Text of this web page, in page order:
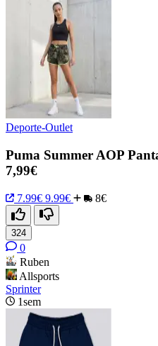
Deporte-Outlet
Puma Summer AOP
7,99€
7.99€ 9.99€ 8€
324
0
Ruben
Allsports
Sprinter
1sem